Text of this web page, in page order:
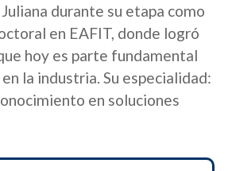
durante su etapa como
en EAFIT, donde logró
hoy es parte fundamental
la industria. Su especialidad:
en soluciones